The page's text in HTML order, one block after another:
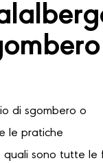
di sgombero o
le pratiche
quali sono tutte le